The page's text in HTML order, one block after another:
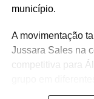
município.
A movimentação
Jussara Sales na
competitiva para